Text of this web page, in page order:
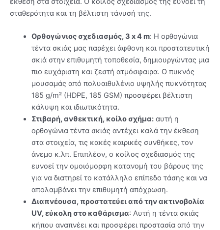
σταθερότητα και τη βέλτιστη τάνυσή της.
Ορθογώνιος σχεδιασμός, 3 x 4 m: Η ορθογώνια
τέντα σκιάς μας παρέχει άφθονη και προστατευτική
σκιά στην επιθυμητή τοποθεσία, δημιουργώντας μια
πιο ευχάριστη και ζεστή ατμόσφαιρα. Ο πυκνός
μουσαμάς από πολυαιθυλένιο υψηλής πυκνότητας
185 g/m² (HDPE, 185 GSM) προσφέρει βέλτιστη
κάλυψη και ιδιωτικότητα.
Στιβαρή, ανθεκτική, κοίλο σχήμα:αυτή η
ορθογώνια τέντα σκιάς αντέχει καλά την έκθεση
στα στοιχεία, τις κακές καιρικές συνθήκες, τον
άνεμο κ.λπ. Επιπλέον, ο κοίλος σχεδιασμός της
ευνοεί την ομοιόμορφη κατανομή του βάρους της
για να διατηρεί το κατάλληλο επίπεδο τάσης και να
απολαμβάνει την επιθυμητή απόχρωση.
Διαπνέουσα, προστατεύει από την ακτινοβολία
UV, εύκολη στο καθάρισμα: Αυτή η τέντα σκιάς
κήπου αναπνέει και προσφέρει προστασία από την